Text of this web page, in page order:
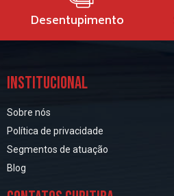
Desentupimento
INSTITUCIONAL
Sobre nós
Política de privacidade
Segmentos de atuação
Blog